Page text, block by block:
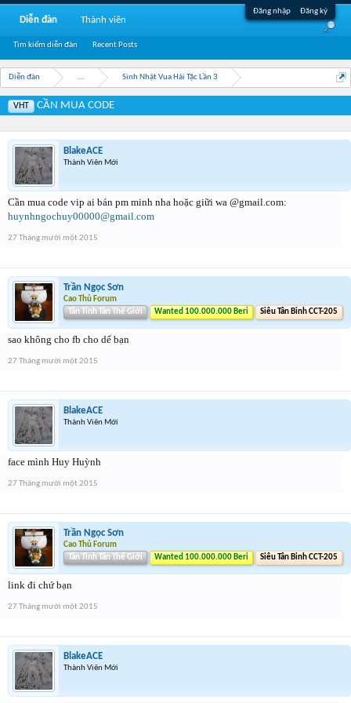
Đăng nhập Đăng ký
Diễn đàn ... Sinh Nhật Vua Hải Tặc Lần 3
VHT CẦN MUA CODE
BlakeACE
Thành Viên Mới
Cần mua code vip ai bán pm minh nha hoặc giữi wa @gmail.com:
huynhngochuy00000@gmail.com
27 Tháng mười một 2015
Trần Ngọc Sơn
Cao Thủ Forum
Tân Tinh Tân Thế Giới
Wanted 100.000.000 Beri Siêu Tân Binh CCT-205
sao không cho fb cho dể bạn
27 Tháng mười một 2015
BlakeACE
Thành Viên Mới
face mình Huy Huỳnh
27 Tháng mười một 2015
Trần Ngọc Sơn
Cao Thủ Forum
Tân Tinh Tân Thế Giới
Wanted 100.000.000 Beri Siêu Tân Binh CCT-205
link đi chứ bạn
27 Tháng mười một 2015
BlakeACE
Thành Viên Mới
Diễn đàn
Tìm kiếm diễn đàn Recent Posts
Thành viên